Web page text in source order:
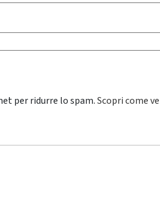
per ridurre lo spam.Scopri come